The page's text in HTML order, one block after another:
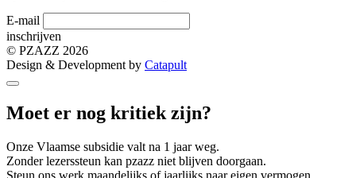
E-mail
inschrijven
© PZAZZ 2026
Design & Development by Catapult
Moet er nog kritiek zijn?
Onze Vlaamse subsidie valt na 1 jaar weg.
Zonder lezerssteun kan pzazz niet blijven doorgaan.
Steun ons werk maandelijks of jaarlijks naar eigen vermogen.